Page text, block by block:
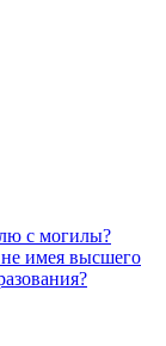
с могилы?
имея высшего